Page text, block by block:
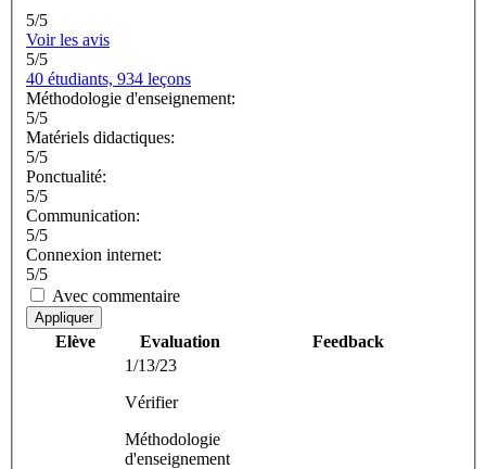
5/5
Voir les avis
5/5
40 étudiants, 934 leçons
Méthodologie d'enseignement:
5/5
Matériels didactiques:
5/5
Ponctualité:
5/5
Communication:
5/5
Connexion internet:
5/5
Avec commentaire
Appliquer
Elève Evaluation Feedback
1/13/23
Vérifier
Méthodologie
d'enseignement